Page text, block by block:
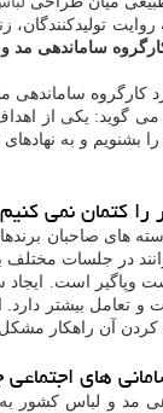
ساماندهی مد
کارگروه ساماندهی
گوید: یکی از
را بشنویم و به
کتمان نمی کنیم
های صاحبان
بتوانند در جلسات
وپاگیر است.
و تعامل بیشتر
آن راهکار مشکل
های
مد و لباس کشور